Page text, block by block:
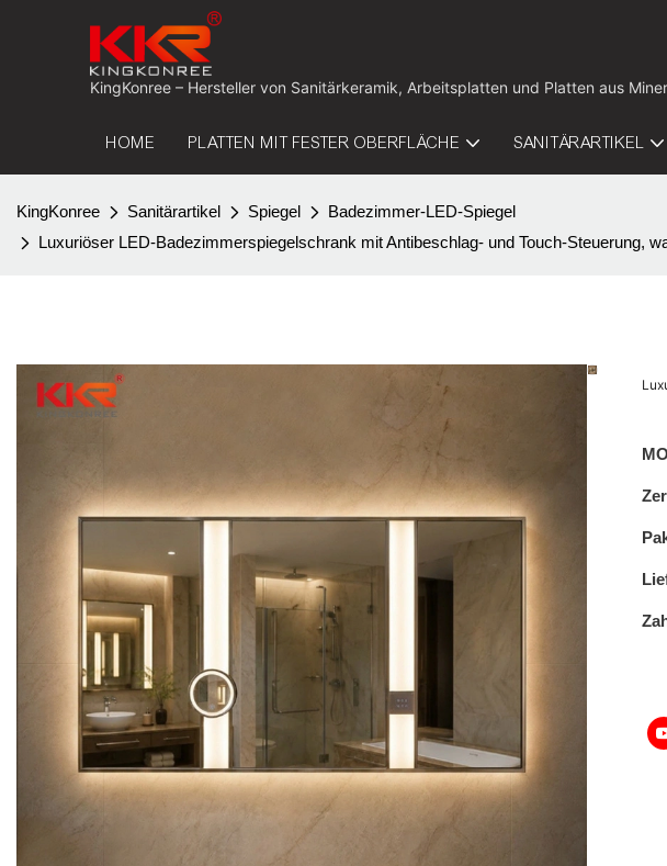
KingKonree – Hersteller von Sanitärkeramik, Arbeitsplatten und Platten aus
HOME PLATTEN MIT FESTER OBERFLÄCHE SANITÄRARTIKEL
KingKonree Sanitärartikel Spiegel
Badezimmer-LED-Spiegel
Luxuriöser LED-Badezimmerspiegelschrank mit Antibeschlag- und Touch-Steuerung,